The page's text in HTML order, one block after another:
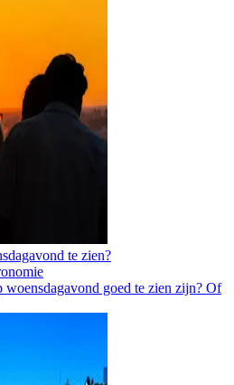
te zien?
woensdagavond goed te zien zijn? Of